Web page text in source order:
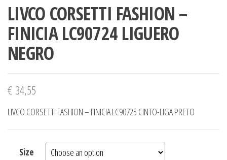
LIVCO CORSETTI FASHION –
FINICIA LC90724 LIGUERO
NEGRO
€ 34,55
LIVCO CORSETTI FASHION – FINICIA LC90725 CINTO-LIGA PRETO
Size